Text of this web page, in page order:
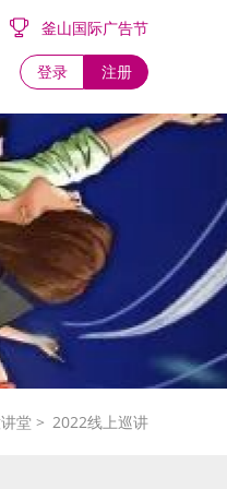
登录 注册
釜山国际广告节
堂 > 2022线上巡讲